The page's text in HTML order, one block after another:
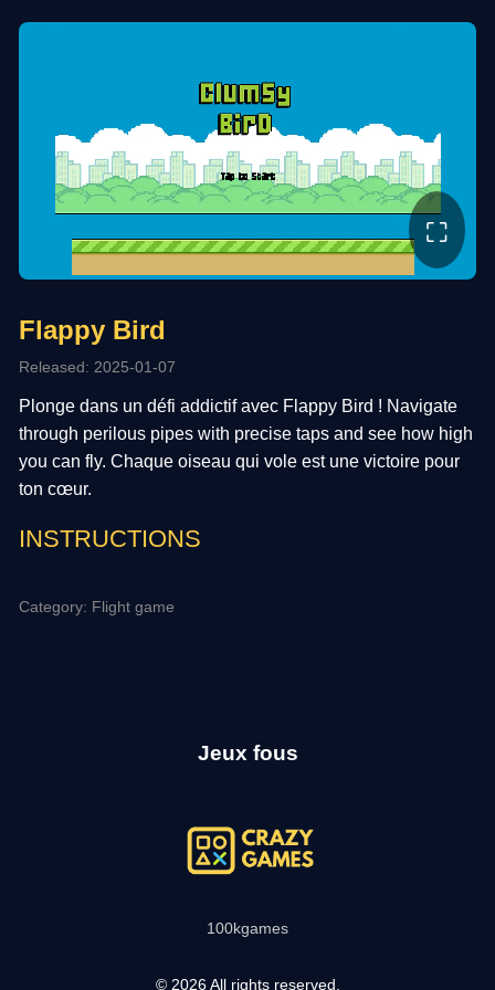
⛶
Flappy Bird
Released: 2025-01-07
Plonge dans un défi addictif avec Flappy Bird ! Navigate
through perilous pipes with precise taps and see how high
you can fly. Chaque oiseau qui vole est une victoire pour
ton cœur.
INSTRUCTIONS
Category: Flight game
Jeux fous
100kgames
© 2026 All rights reserved.